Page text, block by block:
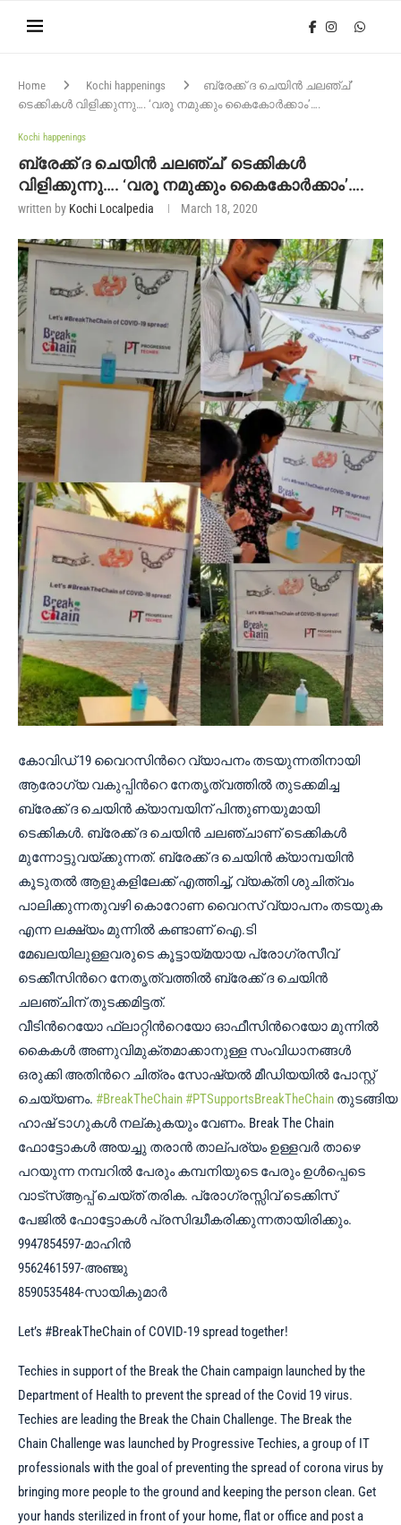
Home Kochi happenings
ബ്രേക്ക് ദ ചെയിന്‍ ചലഞ്ച്’
ടെക്കികള്‍ വിളിക്കുന്നു…. ‘വരൂ നമുക്കും കൈകോര്‍ക്കാം’….
Kochi happenings
ബ്രേക്ക് ദ ചെയിന്‍ ചലഞ്ച്’ ടെക്കികള്‍
വിളിക്കുന്നു…. ‘വരൂ നമുക്കും കൈകോര്‍ക്കാം’….
written by Kochi Localpedia March 18, 2020
കോവിഡ് 19 വൈറസിന്‍റെ വ്യാപനം തടയുന്നതിനായി
ആരോഗ്യ വകുപ്പിന്‍റെ നേതൃത്വത്തില്‍ തുടക്കമിച്ച
ബ്രേക്ക് ദ ചെയിന്‍ ക്യാമ്പയിന് പിന്തുണയുമായി
ടെക്കികള്‍. ബ്രേക്ക് ദ ചെയിന്‍ ചലഞ്ചാണ് ടെക്കികള്‍
മുന്നോട്ടുവയ്ക്കുന്നത്. ബ്രേക്ക് ദ ചെയിന്‍ ക്യാമ്പയിന്‍
കൂടുതല്‍ ആളുകളിലേക്ക് എത്തിച്ച്, വ്യക്തി ശുചിത്വം
പാലിക്കുന്നതുവഴി കൊറോണ വൈറസ് വ്യാപനം തടയുക
എന്ന ലക്ഷ്യം മുന്നില്‍ കണ്ടാണ് ഐ.ടി
മേഖലയിലുള്ളവരുടെ കൂട്ടായ്മയായ പ്രോഗ്രസീവ്
ടെക്കീസിന്‍റെ നേതൃത്വത്തില്‍ ബ്രേക്ക് ദ ചെയിന്‍
ചലഞ്ചിന് തുടക്കമിട്ടത്.
വീടിന്‍റെയോ ഫ്ലാറ്റിന്‍റെയോ ഓഫീസിന്‍റെയോ മുന്നില്‍
കൈകള്‍ അണുവിമുക്തമാക്കാനുള്ള സംവിധാനങ്ങള്‍
ഒരുക്കി അതിന്‍റെ ചിത്രം സോഷ്യല്‍ മീഡിയയില്‍ പോസ്റ്റ്
ചെയ്യണം. #BreakTheChain #PTSupportsBreakTheChain തുടങ്ങിയ
ഹാഷ് ടാഗുകള്‍ നല്കുകയും വേണം. Break The Chain
ഫോട്ടോകൾ അയച്ചു തരാൻ താല്പര്യം ഉള്ളവർ താഴെ
പറയുന്ന നമ്പറിൽ പേരും കമ്പനിയുടെ പേരും ഉൾപ്പെടെ
വാട്സ്ആപ്പ് ചെയ്ത് തരിക. പ്രോഗ്രസ്സിവ് ടെക്കിസ്
പേജിൽ ഫോട്ടോകൾ പ്രസിദ്ധീകരിക്കുന്നതായിരിക്കും.
9947854597-മാഹിൻ
9562461597-അഞ്ജു
8590535484-സായികുമാർ
Let’s #BreakTheChain of COVID-19 spread together!
Techies in support of the Break the Chain campaign launched by the
Department of Health to prevent the spread of the Covid 19 virus.
Techies are leading the Break the Chain Challenge. The Break the
Chain Challenge was launched by Progressive Techies, a group of IT
professionals with the goal of preventing the spread of corona virus by
bringing more people to the ground and keeping the person clean. Get
your hands sterilized in front of your home, flat or office and post a